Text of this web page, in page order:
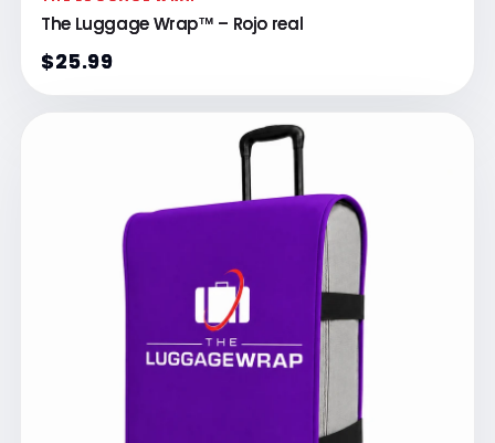
The Luggage Wrap™ – Rojo real
$25.99